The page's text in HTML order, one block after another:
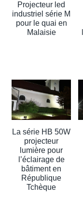
Projecteur led
industriel série M
pour le quai en
Malaisie
La série HB 50W
projecteur
lumière pour
l’éclairage de
bâtiment en
République
Tchèque